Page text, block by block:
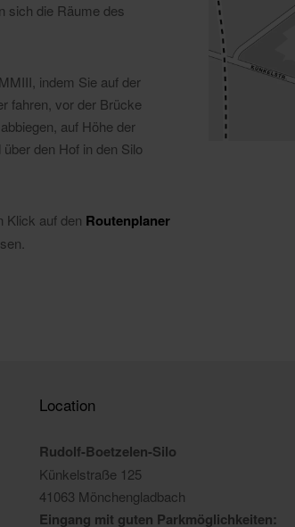
sich die Räume des
indem Sie auf der
fahren, vor der Brücke
auf Höhe der
den Hof in den Silo
Klick auf den Routenplaner
Location
Rudolf-Boetzelen-Silo
Künkelstraße 125
41063 Mönchengladbach
Eingang mit guten Parkmöglichkeiten: